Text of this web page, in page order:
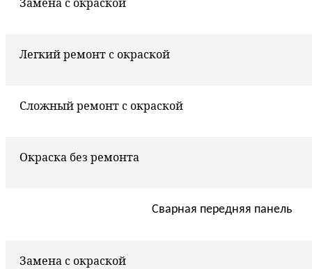
Легкий ремонт с окраской
Сложный ремонт с окраской
Окраска без ремонта
Сварная передняя панель
Замена с окраской